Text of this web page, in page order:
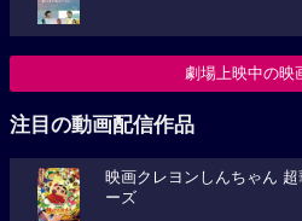
劇場上映中の映
注目の動画配信作品
映画クレヨンしんちゃん
ーズ